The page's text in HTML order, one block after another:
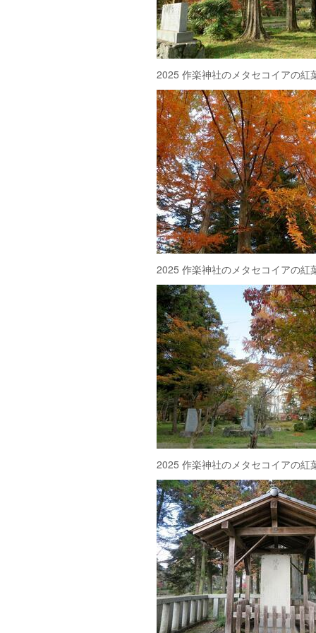
2025 作楽神社のメタセコイアの紅
2025 作楽神社のメタセコイアの紅
2025 作楽神社のメタセコイアの紅